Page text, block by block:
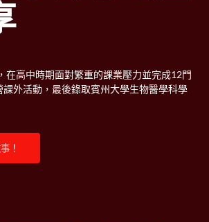
在高中時期面對繁重的課業壓力並完成12門
外活動，最後錄取賓州大學生物醫學科學
！